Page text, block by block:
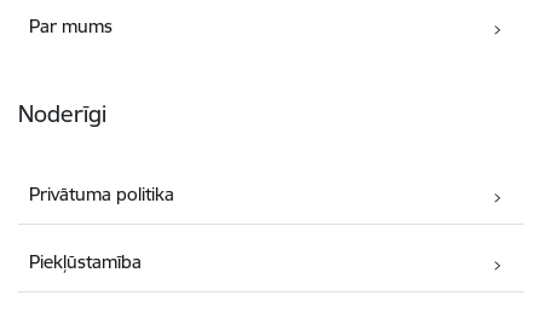
Par mums
Noderīgi
Privātuma politika
Piekļūstamība